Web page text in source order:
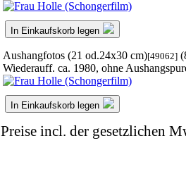
In Einkaufskorb legen
Aushangfotos (21 od.24x30 cm)[49062]
Wiederauff. ca. 1980, ohne
In Einkaufskorb legen
Preise incl. der gesetzlichen